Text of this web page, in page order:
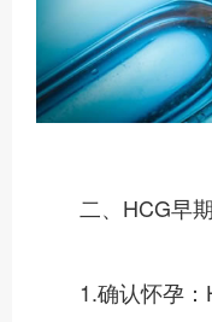
二、HCG早期
1.确认怀孕：